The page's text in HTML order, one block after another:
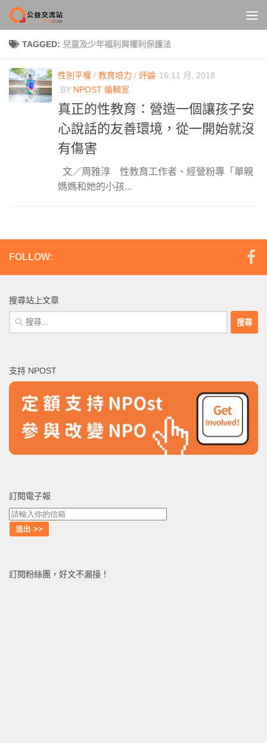
Skip to content
TAGGED: 兒童及少年福利與權利保護法
性別平權 / 教育培力 / 評論 16 11 月, 2018
BY NPOST 編輯室
真正的性教育：營造一個讓孩子安
心說話的友善環境，從一開始就沒
有傷害
文／周雅淳 性教育工作者、經營粉專「單親
媽媽和她的小孩...
FOLLOW:
搜尋站上文章
搜
尋
字:
支持 NPOST
訂閱電子報
訂閱粉絲團，好文不漏接！